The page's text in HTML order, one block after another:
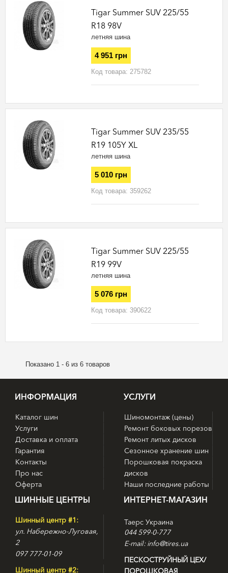
Tigar Summer SUV 225/55
R18 98V
летняя шина
4 951 грн
Код товара: 275782
Tigar Summer SUV 235/55
R19 105Y XL
летняя шина
5 010 грн
Код товара: 359262
Tigar Summer SUV 225/55
R19 99V
летняя шина
5 076 грн
Код товара: 390622
Показано 1 - 6 из 6 товаров
ИНФОРМАЦИЯ
Каталог шин
Услуги
Доставка и оплата
Гарантия
Контакты
Про нас
Оферта
УСЛУГИ
Шиномонтаж (цены)
Ремонт боковых порезов
Ремонт литых дисков
Сезонное хранение шин
Порошковая покраска
дисков
Наши последние работы
ШИННЫЕ ЦЕНТРЫ
Шинный центр #1:
ул. Набережно-Луговая,
2
097 777-01-09
Шинный центр #2:
ИНТЕРНЕТ-МАГАЗИН
Таерс Украина
044 599-0-777
E-mail: info@tires.ua
ПЕСКОСТРУЙНЫЙ ЦЕХ/
ПОРОШКОВАЯ